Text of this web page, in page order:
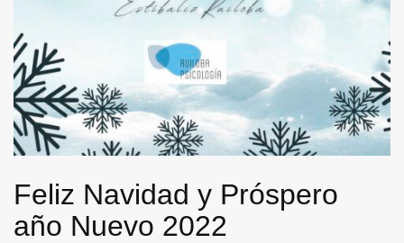
Feliz Navidad y Próspero
año Nuevo 2022